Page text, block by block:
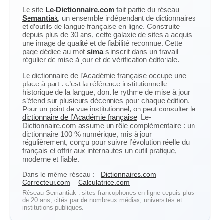
Le site Le-Dictionnaire.com fait partie du réseau
Semantiak, un ensemble indépendant de dictionnaires
et d’outils de langue française en ligne. Construite
depuis plus de 30 ans, cette galaxie de sites a acquis
une image de qualité et de fiabilité reconnue. Cette
page dédiée au mot simas’inscrit dans un travail
régulier de mise à jour et de vérification éditoriale.
Le dictionnaire de l’Académie française occupe une
place à part : c’est la référence institutionnelle
historique de la langue, dont le rythme de mise à jour
s’étend sur plusieurs décennies pour chaque édition.
Pour un point de vue institutionnel, on peut consulter le
dictionnaire de l’Académie française. Le-
Dictionnaire.com assume un rôle complémentaire : un
dictionnaire 100 % numérique, mis à jour
régulièrement, conçu pour suivre l’évolution réelle du
français et offrir aux internautes un outil pratique,
moderne et fiable.
Dans le même réseau :
Dictionnaires.com
Correcteur.com
Calculatrice.com
Réseau Semantiak : sites francophones en ligne depuis plus
de 20 ans, cités par de nombreux médias, universités et
institutions publiques.